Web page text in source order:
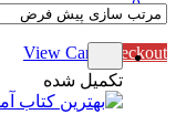
0
Subtotal 0 تومان
View Cart
Checkout
تکمیل شده